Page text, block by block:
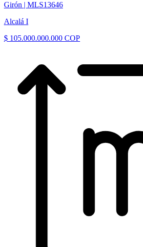
Girón | MLS13646
Alcalá I
$ 105.000.000.000 COP